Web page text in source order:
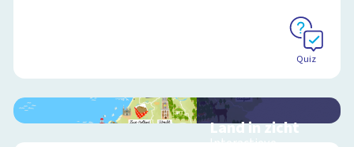
Schoolplaat
Quiz
Land in zicht
Interactieve